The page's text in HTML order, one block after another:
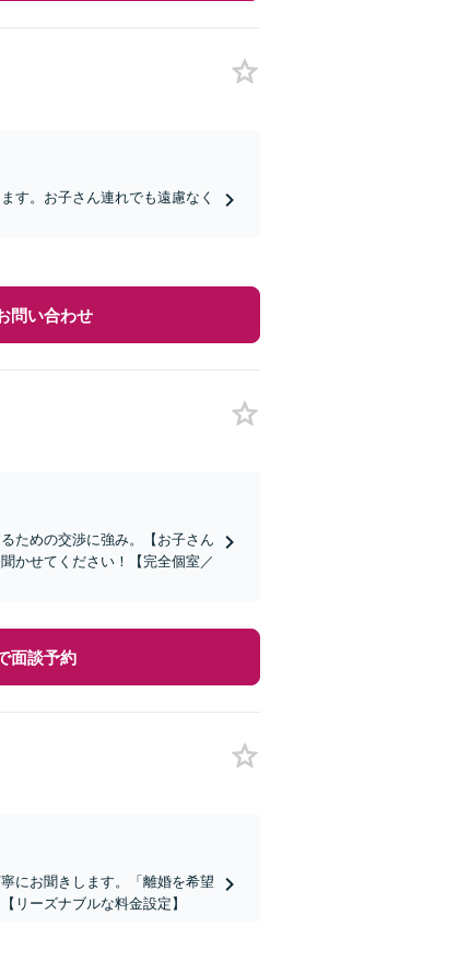
す。お子さん連れでも遠慮なく
問い合わせ
ための交渉に強み。【お子さん
かせてください！【完全個室／
面談予約
にお聞きします。「離婚を希望
リーズナブルな料金設定】